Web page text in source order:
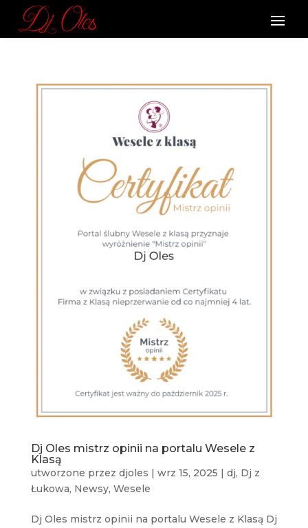
Dj Oles mistrz opinii na portalu Wesele z
Klasą
utworzone przez djoles | wrz 15, 2025 | dj, Dj z
Łukowa, Newsy, Wesele
Dj Oles mistrz opinii na portalu Wesele z Klasą Dj